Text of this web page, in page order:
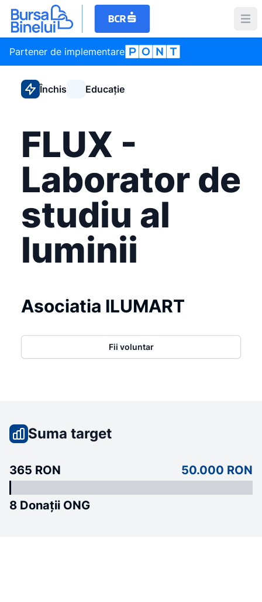
Partener de implementare
Închis Educație
FLUX -
Laborator de
studiu al
luminii
Asociatia ILUMART
Fii voluntar
Suma target
365 RON 50.000 RON
8 Donații ONG